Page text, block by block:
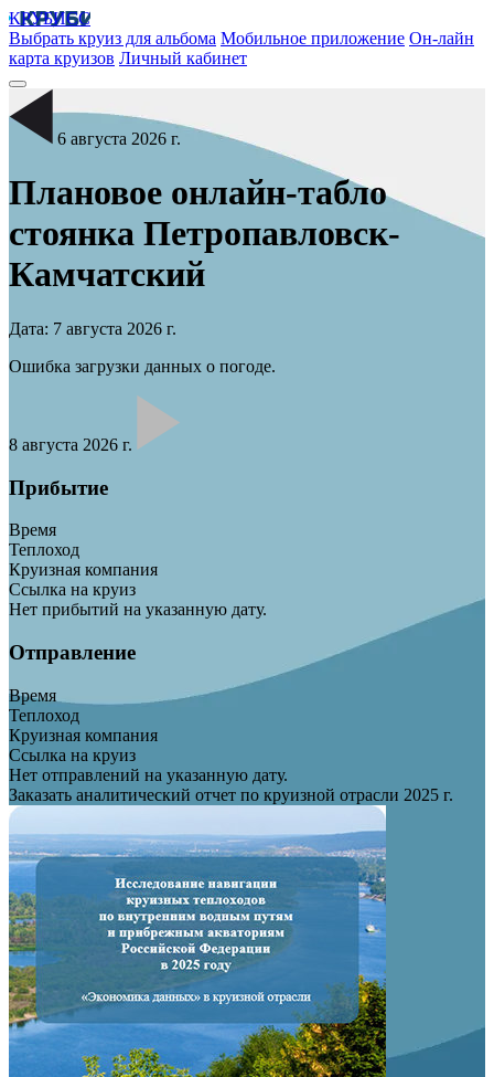
КРУБИСС
Выбрать круиз для альбома Мобильное приложение Он-лайн
карта круизов Личный кабинет
6 августа 2026 г.
Плановое онлайн-табло
стоянка Петропавловск-
Камчатский
Дата: 7 августа 2026 г.
Ошибка загрузки данных о погоде.
8 августа 2026 г.
Прибытие
Время
Теплоход
Круизная компания
Ссылка на круиз
Нет прибытий на указанную дату.
Отправление
Время
Теплоход
Круизная компания
Ссылка на круиз
Нет отправлений на указанную дату.
Заказать аналитический отчет по круизной отрасли 2025 г.